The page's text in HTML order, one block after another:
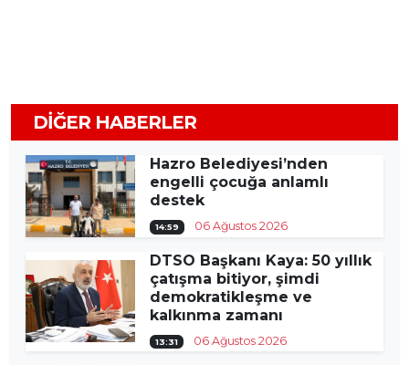
DIĞER HABERLER
Hazro Belediyesi’nden
engelli çocuğa anlamlı
destek
14:59 06 Ağustos 2026
DTSO Başkanı Kaya: 50 yıllık
çatışma bitiyor, şimdi
demokratikleşme ve
kalkınma zamanı
13:31 06 Ağustos 2026